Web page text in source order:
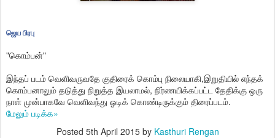
ஜெய பிரபு
"கொம்பன்"
இந்தப் படம் வெளிவருவதே குதிரைக் கொம்பு நிலையாகி,இறுதியில் எந்தக்
கொம்பனாலும் தடுத்து நிறுத்த இயலாமல், நிர்ணயிக்கப்பட்ட தேதிக்கு ஒரு
நாள் முன்பாகவே வெளிவந்து ஓடிக் கொண்டிருக்கும் திரைப்படம்.
மேலும் படிக்க»
Posted 5th April 2015by Kasthuri Rengan